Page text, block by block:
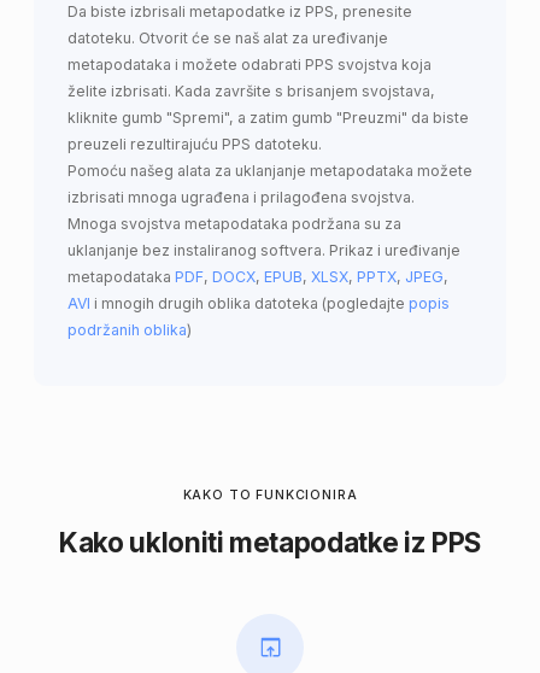
Da biste izbrisali metapodatke iz PPS, prenesite
datoteku. Otvorit će se naš alat za uređivanje
metapodataka i možete odabrati PPS svojstva koja
želite izbrisati. Kada završite s brisanjem svojstava,
kliknite gumb "Spremi", a zatim gumb "Preuzmi" da biste
preuzeli rezultirajuću PPS datoteku.
Pomoću našeg alata za uklanjanje metapodataka možete
izbrisati mnoga ugrađena i prilagođena svojstva.
Mnoga svojstva metapodataka podržana su za
uklanjanje bez instaliranog softvera. Prikaz i uređivanje
metapodataka PDF, DOCX, EPUB, XLSX, PPTX, JPEG,
AVI i mnogih drugih oblika datoteka (pogledajte popis
podržanih oblika)
KAKO TO FUNKCIONIRA
Kako ukloniti metapodatke iz PPS